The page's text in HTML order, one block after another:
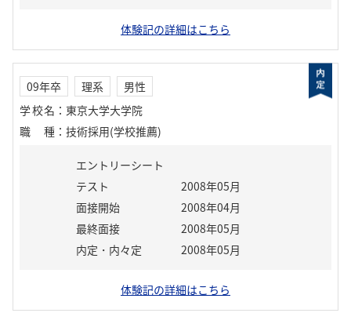
体験記の詳細はこちら
09年卒 理系
男性
学校名 ： 東京大学大学院
職種 ： 技術採用(学校推薦)
エントリーシート
テスト
2008年05月
面接開始
2008年04月
最終面接
2008年05月
内定・内々定
2008年05月
体験記の詳細はこちら